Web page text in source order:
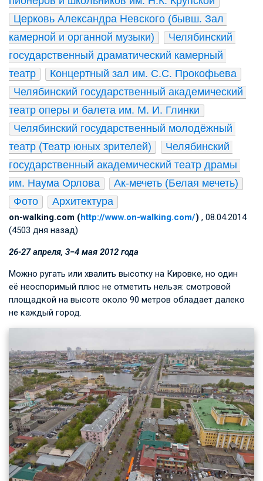
Церковь Александра Невского (бывш. Зал
камерной и органной музыки)
Челябинский
государственный драматический камерный
театр
Концертный зал им. С.С. Прокофьева
Челябинский государственный академический
театр оперы и балета им. М. И. Глинки
Челябинский государственный молодёжный
театр (Театр юных зрителей)
Челябинский
государственный академический театр драмы
им. Наума Орлова
Ак-мечеть (Белая мечеть)
Фото
Архитектура
on-walking.com (http://www.on-walking.com/) , 08.04.2014
(4503 дня назад)
26­-27 апреля, 3−4 мая 2012 года
Можно ругать или хвалить высотку на Кировке, но один
её неоспоримый плюс не отметить нельзя: смотровой
площадкой на высоте около 90 метров обладает далеко
не каждый город.